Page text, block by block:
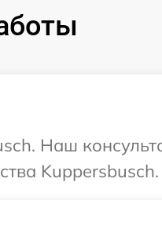
Наш
Kuppersbusch.